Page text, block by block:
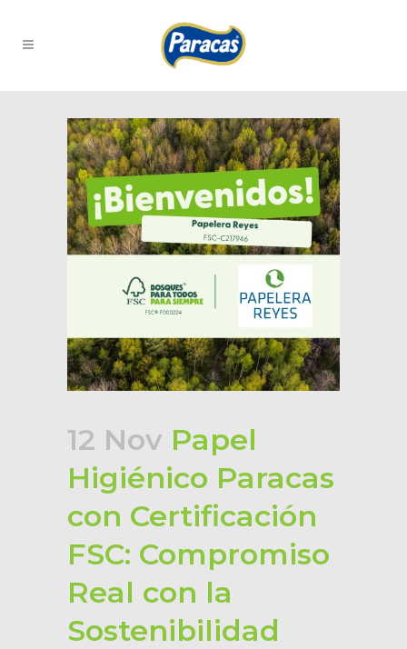
12 Nov Papel
Higiénico Paracas
con Certificación
FSC: Compromiso
Real con la
Sostenibilidad